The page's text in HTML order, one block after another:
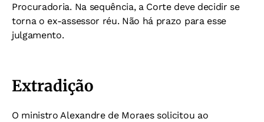
Procuradoria. Na sequência, a Corte deve decidir se
torna o ex-assessor réu. Não há prazo para esse
julgamento.
Extradição
O ministro Alexandre de Moraes solicitou ao